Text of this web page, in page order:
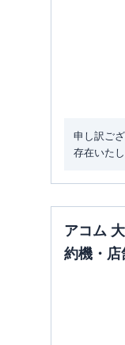
申し訳ご
存在いたし
アコム
約機・店